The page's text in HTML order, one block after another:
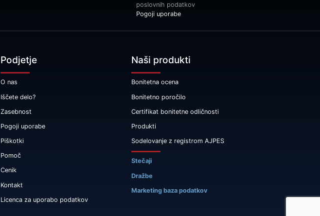
poslovnih podatkov
Pogoji uporabe
Podjetje
O nas
Iščete delo?
Zasebnost
Pogoji uporabe
Piškotki
Pomoč
Cenik
Kontakt
Licenca za uporabo podatkov
Naši produkti
Bonitetna ocena
Bonitetno poročilo
Certifikat bonitetne odličnosti
Produkti
Sodelovanje z registrom AJPES
Stečaji
Dražbe
Marketing baza podatkov